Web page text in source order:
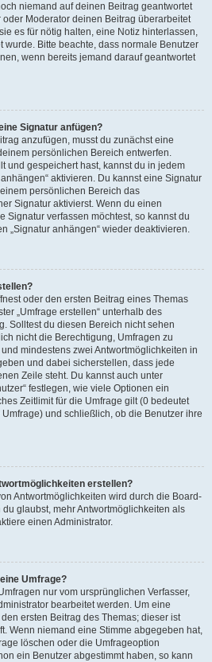
niemand auf deinen Beitrag geantwortet
oder Moderator deinen Beitrag überarbeitet
es für nötig halten, eine Notiz hinterlassen,
Bitte beachte, dass normale Benutzer
wenn bereits jemand darauf geantwortet
Signatur anfügen?
anzufügen, musst du zunächst eine
persönlichen Bereich entwerfen.
und gespeichert hast, kannst du in jedem
aktivieren. Du kannst eine Signatur
persönlichen Bereich das
Signatur aktivierst. Wenn du einen
Signatur verfassen möchtest, so kannst du
„Signatur anhängen“ wieder deaktivieren.
oder den ersten Beitrag eines Themas
„Umfrage erstellen“ unterhalb des
Solltest du diesen Bereich nicht sehen
nicht die Berechtigung, Umfragen zu
mindestens zwei Antwortmöglichkeiten in
und dabei sicherstellen, dass jede
Zeile steht. Du kannst auch unter
festlegen, wie viele Optionen ein
Zeitlimit für die Umfrage gilt (0 bedeutet
und schließlich, ob die Benutzer ihre
erstellen?
Antwortmöglichkeiten wird durch die Board-
glaubst, mehr Antwortmöglichkeiten als
einen Administrator.
Umfrage?
nur vom ursprünglichen Verfasser,
bearbeitet werden. Um eine
ersten Beitrag des Themas; dieser ist
Wenn niemand eine Stimme abgegeben hat,
löschen oder die Umfrageoption
ein Benutzer abgestimmt haben, so kann